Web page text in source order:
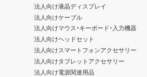
法人向け液晶ディスプレイ
法人向けケーブル
法人向けマウス・キーボード・入力機器
法人向けヘッドセット
法人向けスマートフォンアクセサリー
法人向けタブレットアクセサリー
法人向け電源関連用品